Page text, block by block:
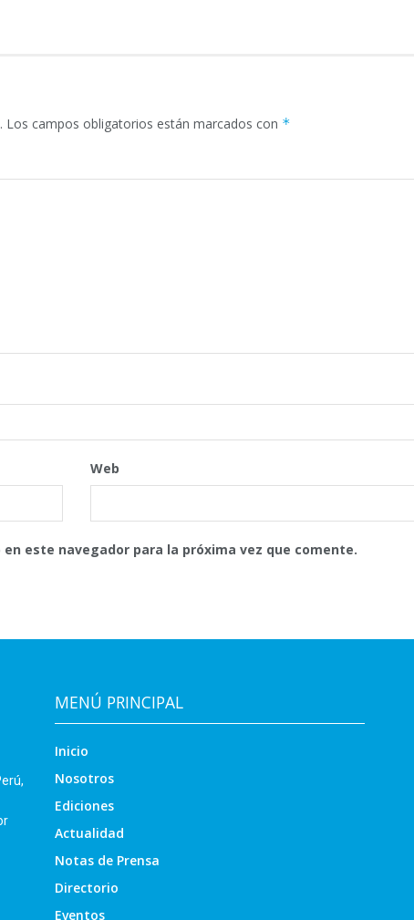
Los campos obligatorios están marcados con *
Web
este navegador para la próxima vez que comente.
MENÚ PRINCIPAL
Inicio
Nosotros
Ediciones
Actualidad
Notas de Prensa
Directorio
Eventos